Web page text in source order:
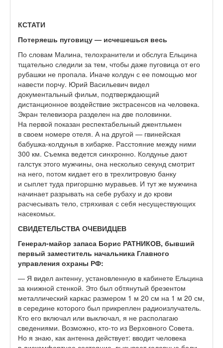
КСТАТИ
Потеряешь пуговицу — исчешешься весь
По словам Малина, телохранители и обслуга Ельцина
тщательно следили за тем, чтобы даже пуговица от его
рубашки не пропала. Иначе колдун с ее помощью мог
навести порчу. Юрий Васильевич видел
документальный фильм, подтверждающий
дистанционное воздействие экстрасенсов на человека.
Экран телевизора разделен на две половинки.
На первой показан респектабельный джентльмен
в своем номере отеля. А на другой — гвинейская
бабушка-колдунья в хибарке. Расстояние между ними
300 км. Съемка ведется синхронно. Колдунье дают
галстук этого мужчины, она несколько секунд смотрит
на него, потом кидает его в трехлитровую банку
и сыплет туда пригоршню муравьев. И тут же мужчина
начинает разрывать на себе рубаху и до крови
расчесывать тело, стряхивая с себя несуществующих
насекомых.
СВИДЕТЕЛЬСТВА ОЧЕВИДЦЕВ
Генерал-майор запаса Борис РАТНИКОВ, бывший
первый заместитель начальника Главного
управления охраны РФ:
— Я видел антенну, установленную в кабинете Ельцина
за книжной стенкой. Это был обтянутый брезентом
металлический каркас размером 1 м 20 см на 1 м 20 см,
в середине которого был прикреплен радиоизлучатель.
Кто его включал или выключал, я не располагаю
сведениями. Возможно, кто-то из Верховного Совета.
Но я знаю, как антенна действует: вводит человека